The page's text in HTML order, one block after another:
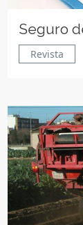
Seguro
Revista